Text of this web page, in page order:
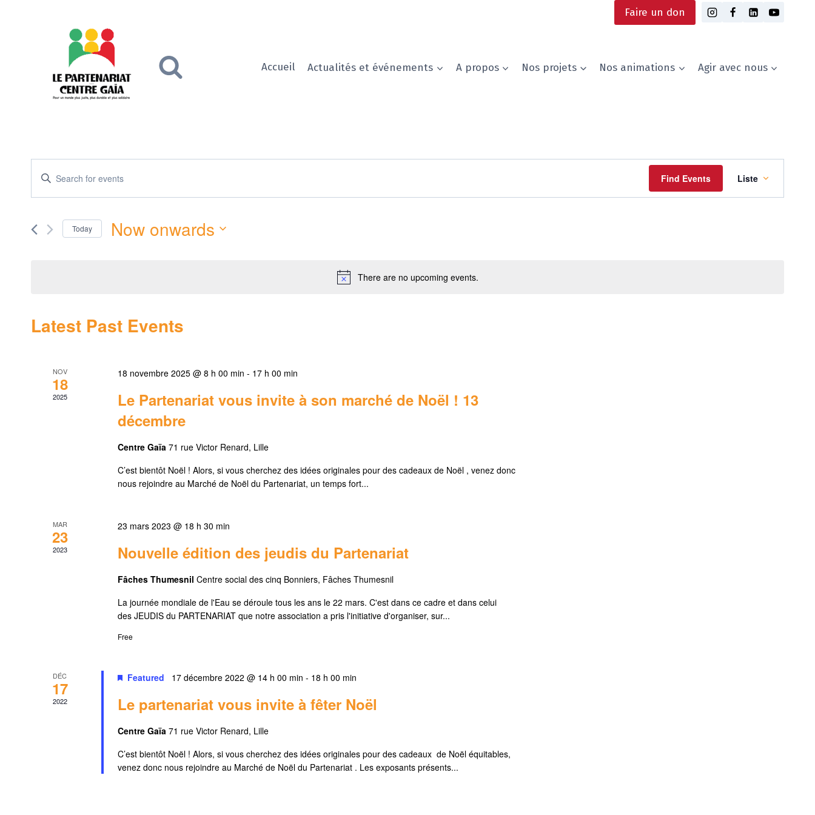
Faire un don
Accueil Actualités et événements A propos Nos projets Nos animations Agir avec nous
There are no upcoming events.
Events
Search
and
Enter
for
Events
Find Events
Views
Liste
Today Now onwards
Latest Past Events
NOV
18
2025
18 novembre 2025 @ 8 h 00 min - 17 h 00 min
Le Partenariat vous invite à son marché de Noël ! 13
décembre
Centre Gaïa71 rue Victor Renard, Lille
C’est bientôt Noël ! Alors, si vous cherchez des idées originales pour des cadeaux de Noël , venez donc
nous rejoindre au Marché de Noël du Partenariat, un temps fort...
MAR
23
2023
23 mars 2023 @ 18 h 30 min
Nouvelle édition des jeudis du Partenariat
Fâches ThumesnilCentre social des cinq Bonniers, Fâches Thumesnil
La journée mondiale de l'Eau se déroule tous les ans le 22 mars. C'est dans ce cadre et dans celui
des JEUDIS du PARTENARIAT que notre association a pris l'initiative d'organiser, sur...
Free
DÉC
17
2022
Featured 17 décembre 2022 @ 14 h 00 min - 18 h 00 min
Le partenariat vous invite à fêter Noël
Centre Gaïa71 rue Victor Renard, Lille
C’est bientôt Noël ! Alors, si vous cherchez des idées originales pour des cadeaux de Noël équitables,
venez donc nous rejoindre au Marché de Noël du Partenariat . Les exposants présents...